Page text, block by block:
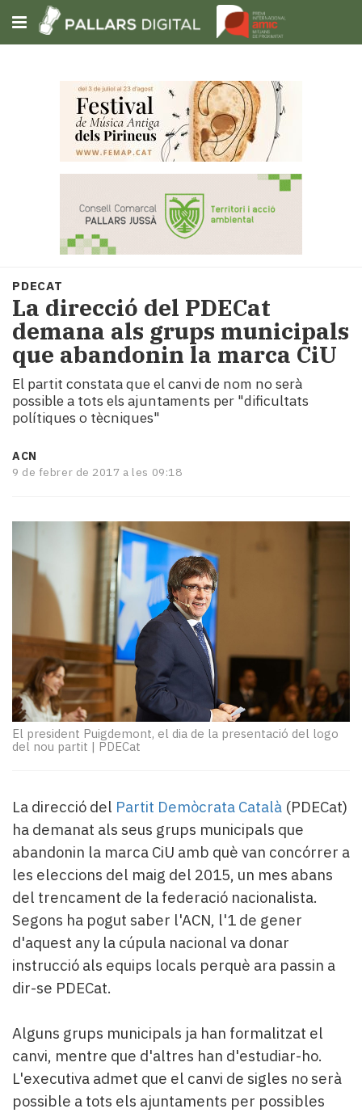
Subscriu-t'hi
Portada
Societat
Política
i
municipis
Economia
turisme
Cultura
Esports
Mai
tant!
mitjans
temps
Reportatges
Entrevistes
Enquestes
A
escena!
Dis
la
teva!
Subscriptors
La
Pallars
Contingut
patrocinat
Lo
més
llegit...
Editorial
PDECAT
​La direcció del PDECat
demana als grups municipals
que abandonin la marca CiU
El partit constata que el canvi de nom no serà
possible a tots els ajuntaments per "dificultats
polítiques o tècniques"
ACN
9 de febrer de 2017 a les 09:18
El president Puigdemont, el dia de la presentació del logo
del nou partit | PDECat
La direcció del Partit Demòcrata Català (PDECat)
ha demanat als seus grups municipals que
abandonin la marca CiU amb què van concórrer a
les eleccions del maig del 2015, un mes abans
del trencament de la federació nacionalista.
Segons ha pogut saber l'ACN, l'1 de gener
d'aquest any la cúpula nacional va donar
instrucció als equips locals perquè ara passin a
dir-se PDECat.
Alguns grups municipals ja han formalitzat el
canvi, mentre que d'altres han d'estudiar-ho.
L'executiva admet que el canvi de sigles no serà
possible a tots els ajuntaments per possibles